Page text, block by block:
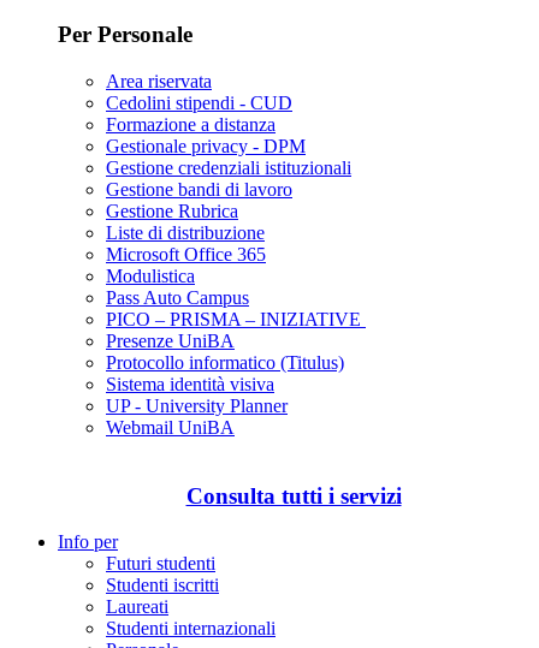
Per Personale
Area riservata
Cedolini stipendi - CUD
Formazione a distanza
Gestionale privacy - DPM
Gestione credenziali istituzionali
Gestione bandi di lavoro
Gestione Rubrica
Liste di distribuzione
Microsoft Office 365
Modulistica
Pass Auto Campus
PICO – PRISMA – INIZIATIVE
Presenze UniBA
Protocollo informatico (Titulus)
Sistema identità visiva
UP - University Planner
Webmail UniBA
Consulta tutti i servizi
Info per
Futuri studenti
Studenti iscritti
Laureati
Studenti internazionali